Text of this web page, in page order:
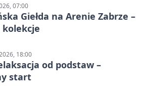
07:00
Giełda na Arenie Zabrze –
18:00
od podstaw –
start